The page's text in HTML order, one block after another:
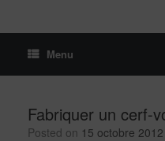
Menu
Fabriquer un cerf-
Posted on 15 octobre 2012